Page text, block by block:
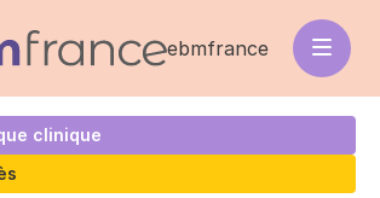
ebmfrance
clinique